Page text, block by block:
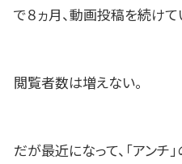
で８ヵ月、動画投稿を続けて
閲覧者数は増えない。
だが最近になって、「アンチ